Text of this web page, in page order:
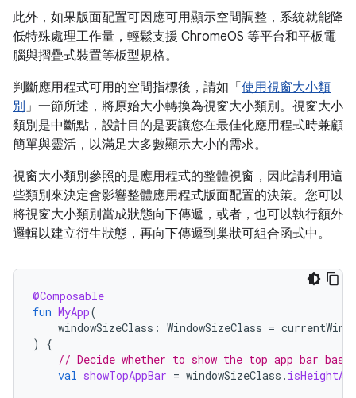
此外，如果版面配置可因應可用顯示空間調整，系統就能降
低特殊處理工作量，輕鬆支援 ChromeOS 等平台和平板電
腦與摺疊式裝置等板型規格。
判斷應用程式可用的空間指標後，請如「 使用視窗大小類
別 」一節所述，將原始大小轉換為視窗大小類別。視窗大小
類別是中斷點，設計目的是要讓您在最佳化應用程式時兼顧
簡單與靈活，以滿足大多數顯示大小的需求。
視窗大小類別參照的是應用程式的整體視窗，因此請利用這
些類別來決定會影響整體應用程式版面配置的決策。您可以
將視窗大小類別當成狀態向下傳遞，或者，也可以執行額外
邏輯以建立衍生狀態，再向下傳遞到巢狀可組合函式中。
@Composable
fun MyApp(
windowSizeClass : WindowSizeClass =
)
{
// Decide whether to show the top app bar
val showTopAppBar = windowSizeClass .